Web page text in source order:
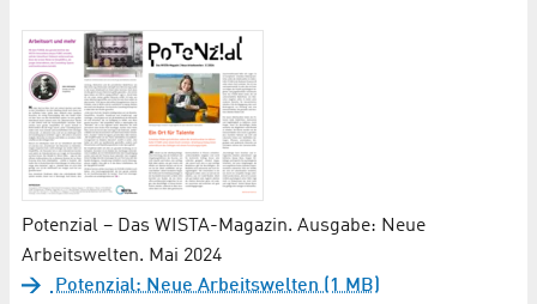
Potenzial – Das WISTA-Magazin. Ausgabe: Neue
Arbeitswelten. Mai 2024
Potenzial: Neue Arbeitswelten (1 MB)